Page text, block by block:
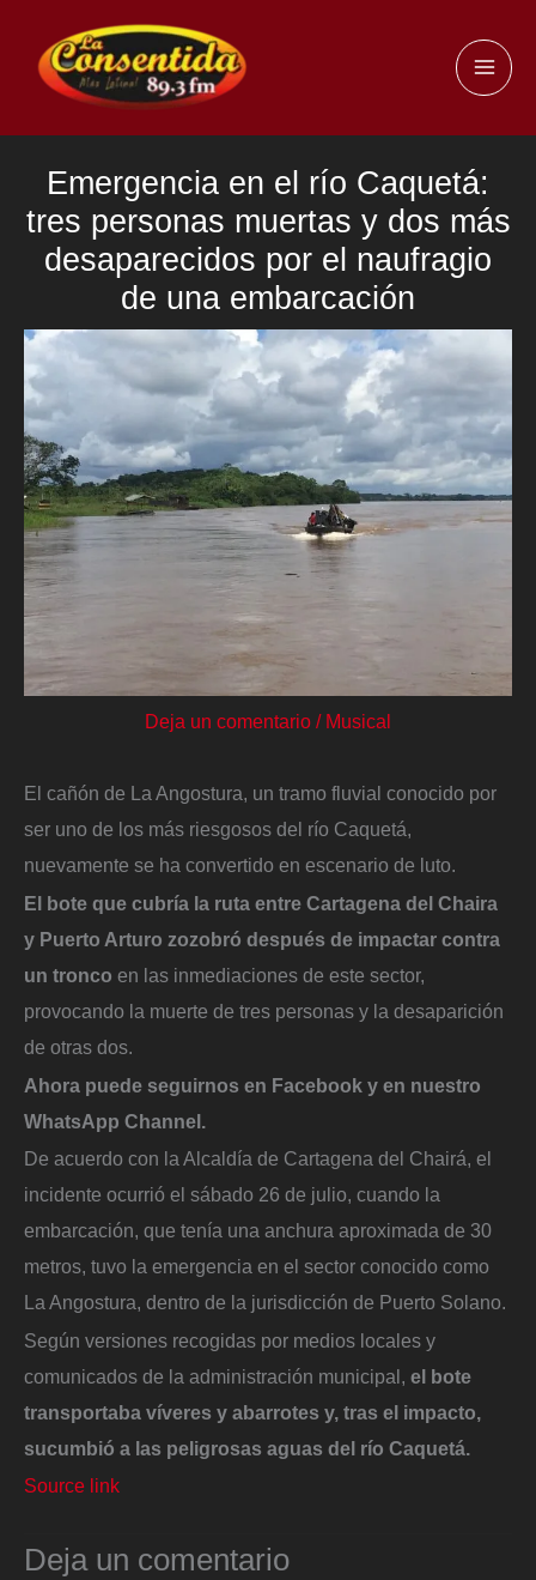
contenido
Emergencia en el río Caquetá:
tres personas muertas y dos más
desaparecidos por el naufragio
de una embarcación
Deja un comentario / Musical
El cañón de La Angostura, un tramo fluvial conocido por
ser uno de los más riesgosos del río Caquetá,
nuevamente se ha convertido en escenario de luto.
El bote que cubría la ruta entre Cartagena del Chaira
y Puerto Arturo zozobró después de impactar contra
un tronco en las inmediaciones de este sector,
provocando la muerte de tres personas y la desaparición
de otras dos.
Ahora puede seguirnos en Facebook y en nuestro
WhatsApp Channel
De acuerdo con la Alcaldía de Cartagena del Chairá, el
incidente ocurrió el sábado 26 de julio, cuando la
embarcación, que tenía una anchura aproximada de 30
metros, tuvo la emergencia en el sector conocido como
La Angostura, dentro de la jurisdicción de Puerto Solano.
Según versiones recogidas por medios locales y
comunicados de la administración municipal, el bote
transportaba víveres y abarrotes y, tras el impacto,
sucumbió a las peligrosas aguas del río Caquetá.
Source link
Deja un comentario